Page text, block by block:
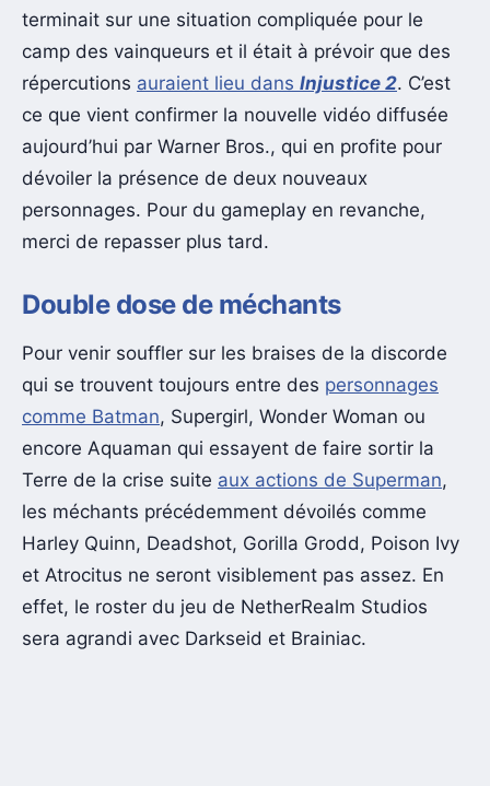
terminait sur une situation compliquée pour le
camp des vainqueurs et il était à prévoir que des
répercutions auraient lieu dans Injustice 2. C’est
ce que vient confirmer la nouvelle vidéo diffusée
aujourd’hui par Warner Bros., qui en profite pour
dévoiler la présence de deux nouveaux
personnages. Pour du gameplay en revanche,
merci de repasser plus tard.
Double dose de méchants
Pour venir souffler sur les braises de la discorde
qui se trouvent toujours entre des personnages
comme Batman, Supergirl, Wonder Woman ou
encore Aquaman qui essayent de faire sortir la
Terre de la crise suite aux actions de Superman,
les méchants précédemment dévoilés comme
Harley Quinn, Deadshot, Gorilla Grodd, Poison Ivy
et Atrocitus ne seront visiblement pas assez. En
effet, le roster du jeu de NetherRealm Studios
sera agrandi avec Darkseid et Brainiac.